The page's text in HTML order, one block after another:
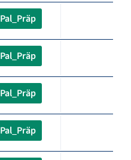
Pal_Präp
Pal_Präp
Pal_Präp
Pal_Präp